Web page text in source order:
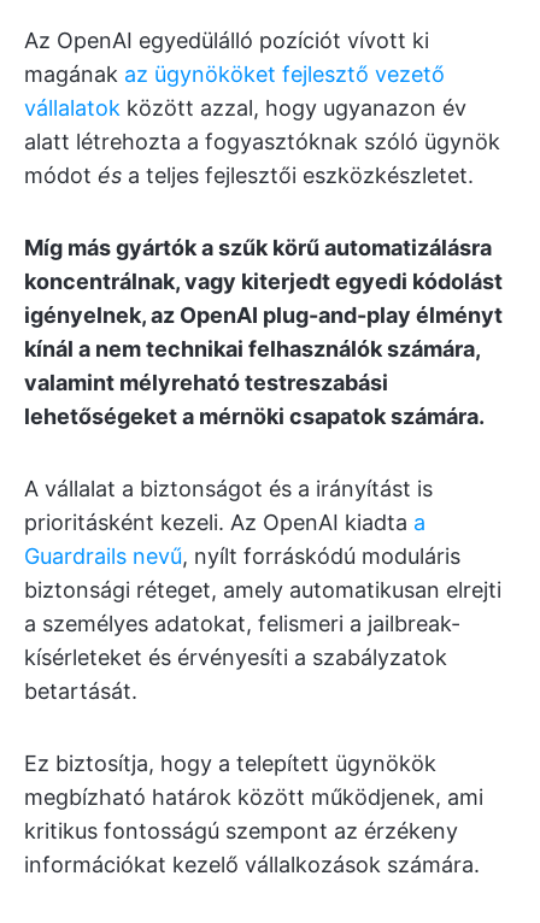
Az OpenAI egyedülálló pozíciót vívott ki
magának az ügynököket fejlesztő vezető
vállalatok között azzal, hogy ugyanazon év
alatt létrehozta a fogyasztóknak szóló ügynök
módot és a teljes fejlesztői eszközkészletet.
Míg más gyártók a szűk körű automatizálásra
koncentrálnak, vagy kiterjedt egyedi kódolást
igényelnek, az OpenAI plug-and-play élményt
kínál a nem technikai felhasználók számára,
valamint mélyreható testreszabási
lehetőségeket a mérnöki csapatok számára.
A vállalat a biztonságot és a irányítást is
prioritásként kezeli. Az OpenAI kiadta a
Guardrails nevű, nyílt forráskódú moduláris
biztonsági réteget, amely automatikusan elrejti
a személyes adatokat, felismeri a jailbreak-
kísérleteket és érvényesíti a szabályzatok
betartását.
Ez biztosítja, hogy a telepített ügynökök
megbízható határok között működjenek, ami
kritikus fontosságú szempont az érzékeny
információkat kezelő vállalkozások számára.